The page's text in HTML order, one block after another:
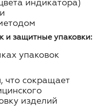
индикатора)
и защитные упаковки:
упаковок
что сокращает
изделий